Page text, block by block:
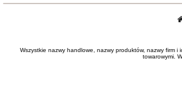
Wszystkie nazwy handlowe, nazwy produktów, nazwy firm
towarowymi.